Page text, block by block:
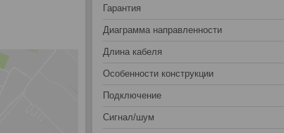
Гарантия
Диаграмма направленности
Длина кабеля
Особенности конструкции
Подключение
Сигнал/шум